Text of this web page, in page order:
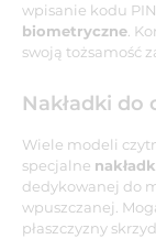
wpisanie kodu
biometryczne .
swoją tożsamość
Nakładki
Wiele modeli
specjalne
dedykowanej do
wpuszczanej.
płaszczyzny